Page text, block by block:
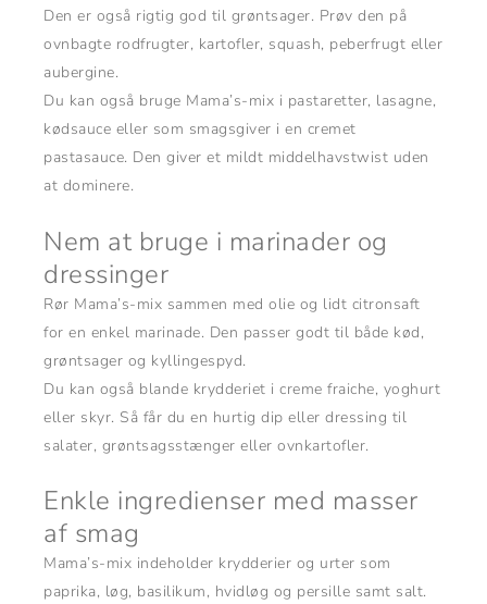
Den er også rigtig god til grøntsager. Prøv den på
ovnbagte rodfrugter, kartofler, squash, peberfrugt eller
aubergine.
Du kan også bruge Mama’s-mix i pastaretter, lasagne,
kødsauce eller som smagsgiver i en cremet
pastasauce. Den giver et mildt middelhavstwist uden
at dominere.
Nem at bruge i marinader og
dressinger
Rør Mama’s-mix sammen med olie og lidt citronsaft
for en enkel marinade. Den passer godt til både kød,
grøntsager og kyllingespyd.
Du kan også blande krydderiet i creme fraiche, yoghurt
eller skyr. Så får du en hurtig dip eller dressing til
salater, grøntsagsstænger eller ovnkartofler.
Enkle ingredienser med masser
af smag
Mama’s-mix indeholder krydderier og urter som
paprika, løg, basilikum, hvidløg og persille samt salt.